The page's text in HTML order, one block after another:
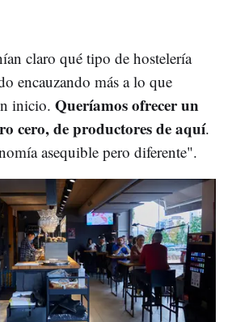
claro qué tipo de hostelería
encauzando más a lo que
inicio. Queríamos ofrecer un
cero, de productores de aquí.
asequible pero diferente".